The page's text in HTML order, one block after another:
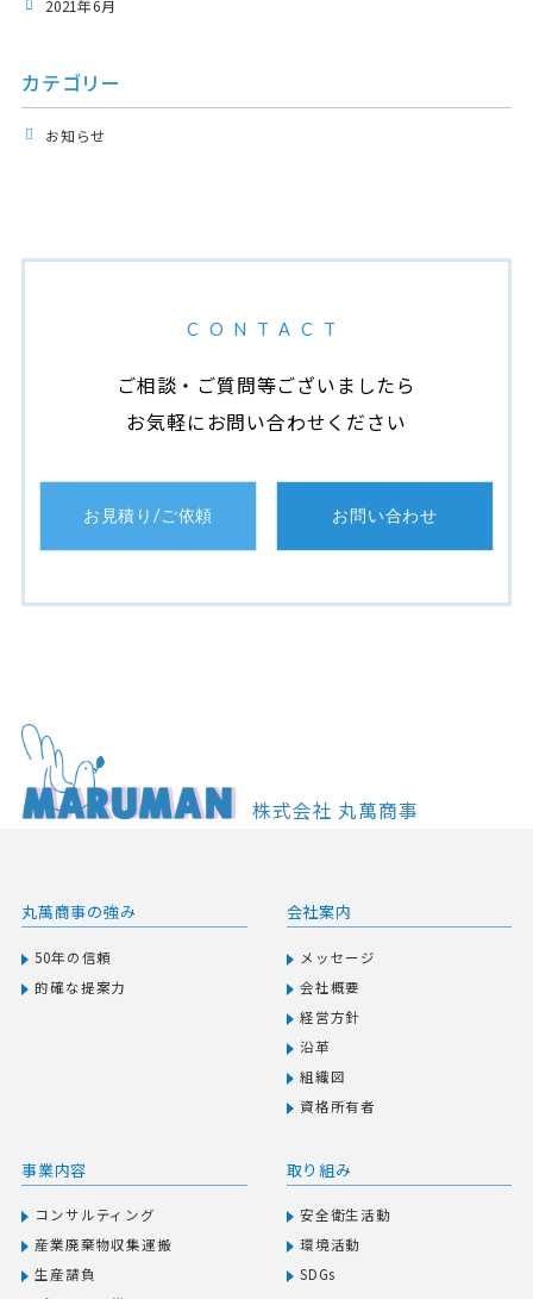
2021年6月
カテゴリー
お知らせ
CONTACT
ご相談・ご質問等ございましたら
お気軽にお問い合わせください
お見積り/ご依頼 お問い合わせ
株式会社 丸萬商事
丸萬商事の強み
50年の信頼
的確な提案力
会社案内
メッセージ
会社概要
経営方針
沿革
組織図
資格所有者
事業内容
コンサルティング
産業廃棄物収集運搬
生産請負
取り組み
安全衛⽣活動
環境活動
SDGs